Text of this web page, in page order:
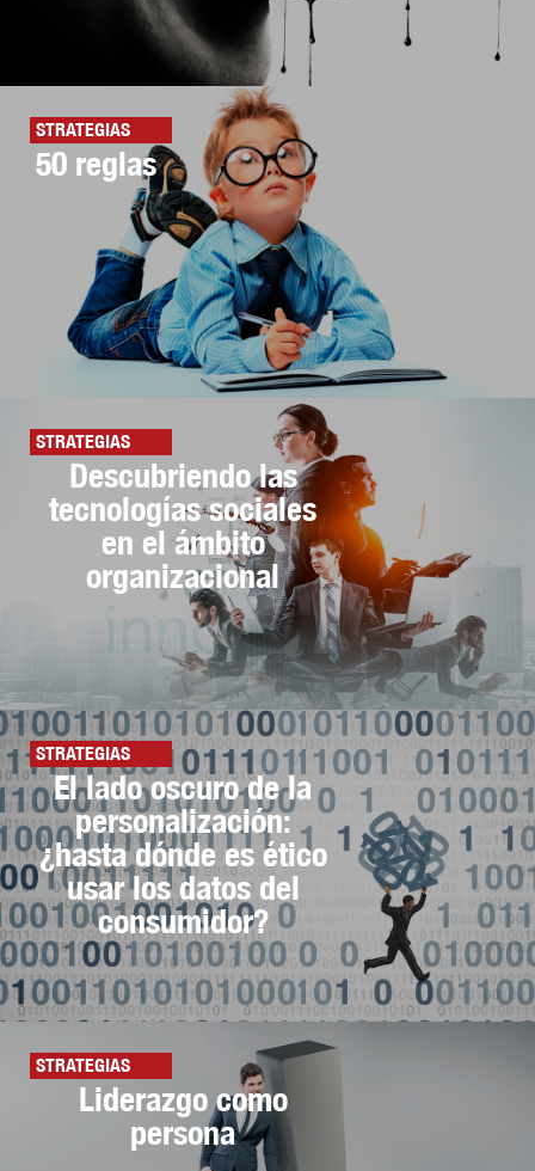
STRATEGIAS
50 reglas
STRATEGIAS
Descubriendo las
tecnologías sociales
en el ámbito
organizacional
STRATEGIAS
El lado oscuro de la
personalización:
¿hasta dónde es ético
usar los datos del
consumidor?
STRATEGIAS
Liderazgo como
persona